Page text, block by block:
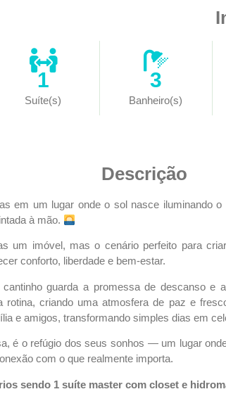
1
Suíte(s)
3
Banheiro(s)
Descrição
em um lugar onde o sol nasce iluminando
à mão.
um imóvel, mas o cenário perfeito para
conforto, liberdade e bem-estar.
guarda a promessa de descanso e
rotina, criando uma atmosfera de paz e
e amigos, transformando simples dias em
é o refúgio dos seus sonhos — um lugar
com o que realmente importa.
sendo 1 suíte master com closet e